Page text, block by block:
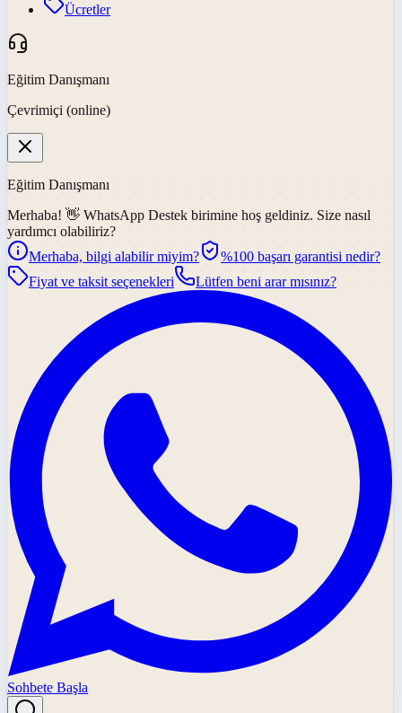
Ücretler
Eğitim Danışmanı
Çevrimiçi (online)
Eğitim Danışmanı
Merhaba! 👋 WhatsApp Destek birimine hoş geldiniz. Size nasıl
yardımcı olabiliriz?
Merhaba, bilgi alabilir miyim?
%100 başarı garantisi nedir?
Fiyat ve taksit seçenekleri
Lütfen beni arar mısınız?
Sohbete Başla